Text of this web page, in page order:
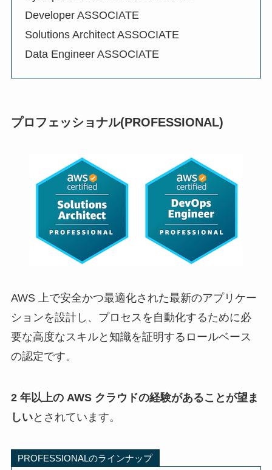
Developer ASSOCIATE
Solutions Architect ASSOCIATE
Data Engineer ASSOCIATE
プロフェッショナル(PROFESSIONAL)
AWS 上で安全かつ最適化された最新のアプリケー
ションを設計し、プロセスを自動化するために必
要な高度なスキルと知識を証明するロールベース
の認定です。
2 年以上の AWS クラウドの経験があることが望ま
しいとされています。
PROFESSIONALのラインナップ